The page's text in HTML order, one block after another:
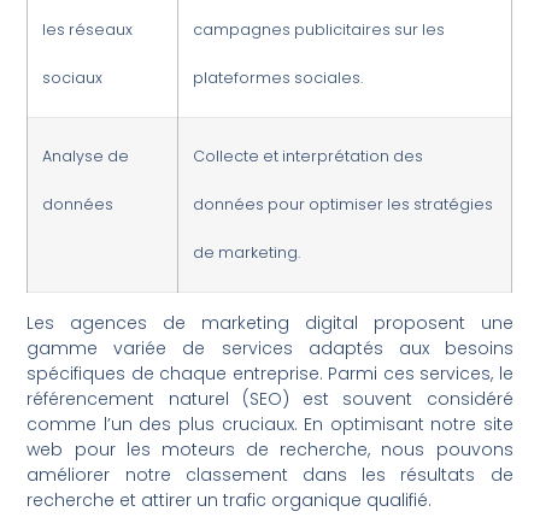
les réseaux
sociaux
campagnes publicitaires sur les
plateformes sociales.
Analyse de
données
Collecte et interprétation des
données pour optimiser les stratégies
de marketing.
Les agences de marketing digital proposent une
gamme variée de services adaptés aux besoins
spécifiques de chaque entreprise. Parmi ces services, le
référencement naturel (SEO) est souvent considéré
comme l’un des plus cruciaux. En optimisant notre site
web pour les moteurs de recherche, nous pouvons
améliorer notre classement dans les résultats de
recherche et attirer un trafic organique qualifié.